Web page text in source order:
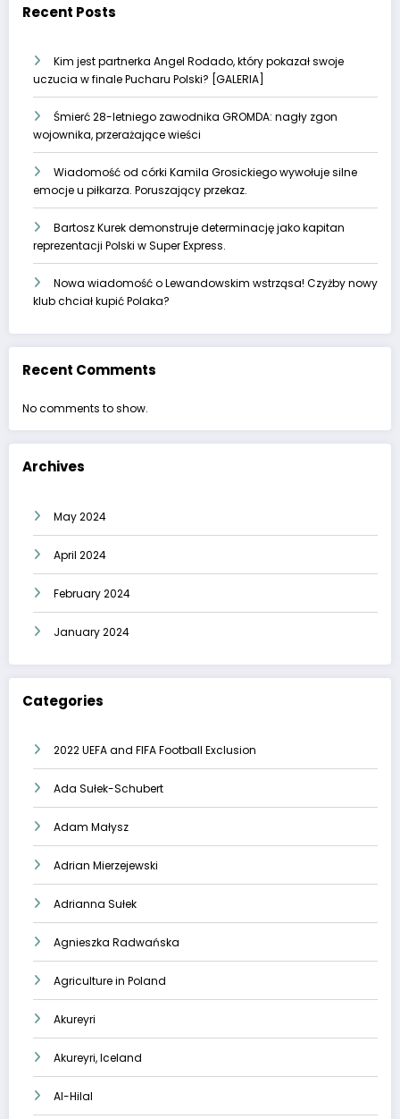
Recent Posts
Kim jest partnerka Angel Rodado, który pokazał swoje
uczucia w finale Pucharu Polski? [GALERIA]
Śmierć 28-letniego zawodnika GROMDA: nagły zgon
wojownika, przerażające wieści
Wiadomość od córki Kamila Grosickiego wywołuje silne
emocje u piłkarza. Poruszający przekaz.
Bartosz Kurek demonstruje determinację jako kapitan
reprezentacji Polski w Super Express.
Nowa wiadomość o Lewandowskim wstrząsa! Czyżby nowy
klub chciał kupić Polaka?
Recent Comments
No comments to show.
Archives
May 2024
April 2024
February 2024
January 2024
Categories
2022 UEFA and FIFA Football Exclusion
Ada Sułek-Schubert
Adam Małysz
Adrian Mierzejewski
Adrianna Sułek
Agnieszka Radwańska
Agriculture in Poland
Akureyri
Akureyri, Iceland
Al-Hilal